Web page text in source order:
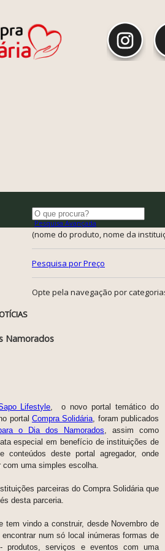
Pesquisa Avançada
(nome do produto, nome da
Pesquisa por Preço
Opte pela navegação por
Namorados
Lifestyle,
o novo portal temático do
portal Compra Solidária, foram publicados
o Dia dos Namorados, assim como
especial em benefício de instituições de
conteúdos deste portal agregador, onde
com uma simples escolha.
parceiras do Compra Solidária que
desta parceria.
tem vindo a construir, desde Novembro de
num só local inúmeras formas de
produtos, serviços e eventos com uma